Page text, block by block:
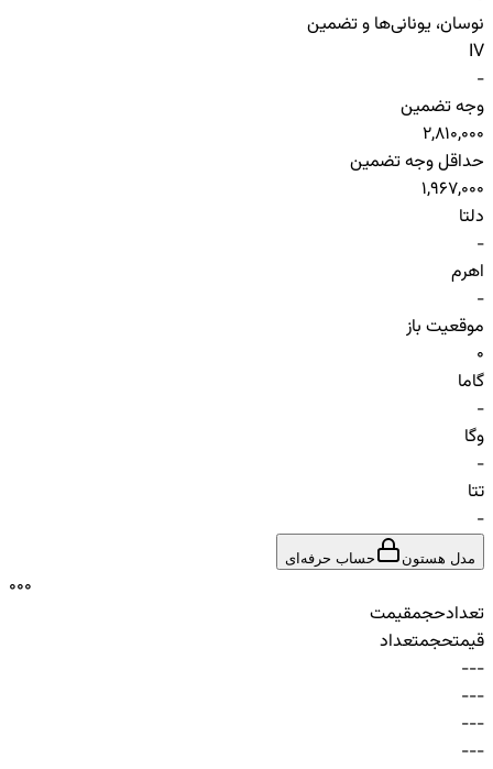
نوسان، یونانی‌ها و تضمین
IV
-
وجه تضمین
2,810,000
حداقل وجه تضمین
1,967,000
دلتا
-
اهرم
-
موقعیت باز
0
گاما
-
وگا
-
تتا
-
مدل هستون حساب حرفه‌ای
000
تعدادحجمقیمت
قیمتحجمتعداد
-
-
-
-
-
-
-
-
-
-
-
-